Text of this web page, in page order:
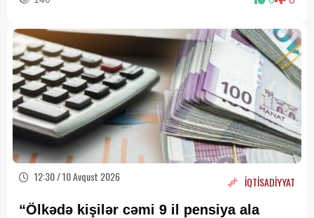
12:30 / 10 Avqust 2026 İQTİSADİYYAT
“Ölkədə kişilər cəmi 9 il pensiya ala